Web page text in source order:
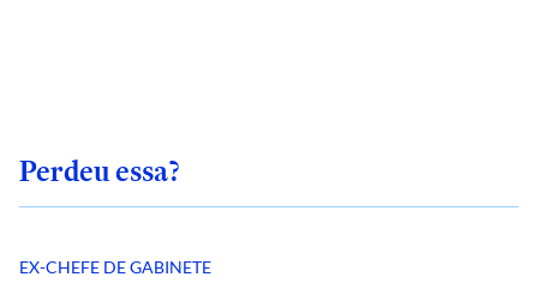
Perdeu essa?
EX-CHEFE DE GABINETE